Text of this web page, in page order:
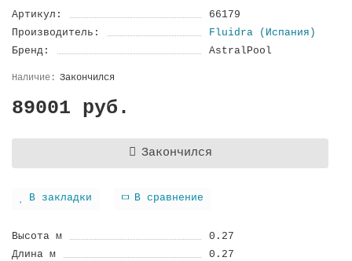
Артикул:
66179
Производитель:
Fluidra (Испания)
Бренд:
AstralPool
Закончился
89001 руб.
Закончился
В закладки В сравнение
Высота м
0.27
Длина м
0.27